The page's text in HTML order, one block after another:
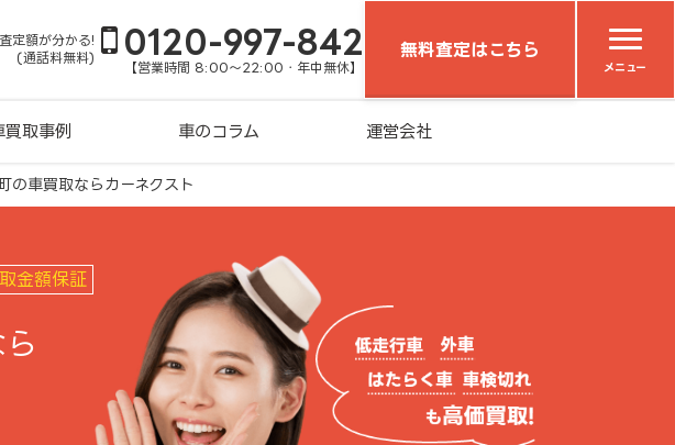
定額が分かる!
(通話料無料)
0120-997-842
【営業時間 8:00～22:00・年中無休】
無料査定はこちら
メニュー
買取事例 車のコラム 運営会社
の車買取ならカーネクスト
金額保証